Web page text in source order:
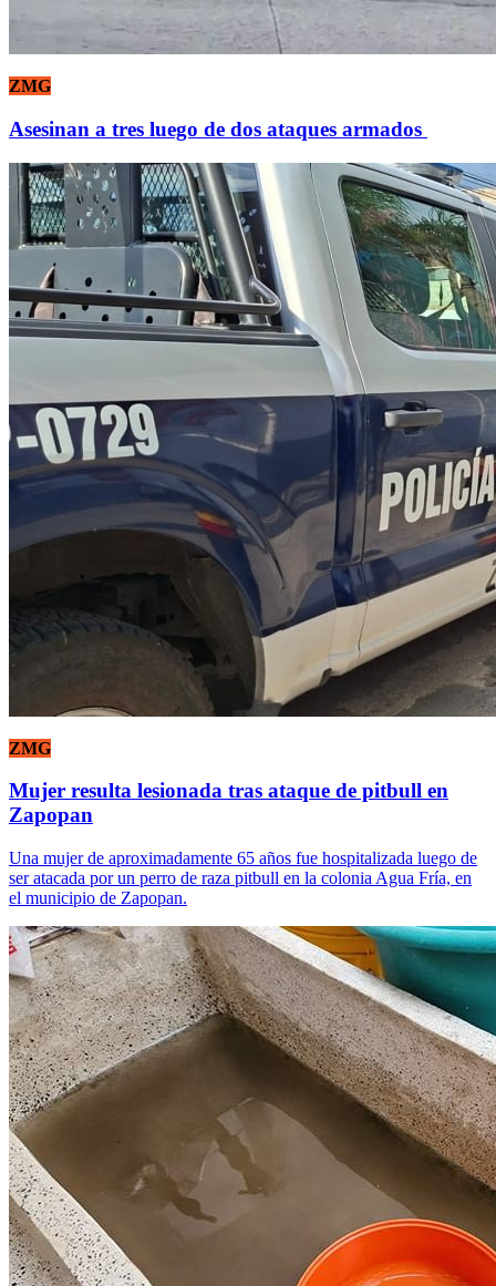
ZMG
Asesinan a tres luego de dos ataques armados
ZMG
Mujer resulta lesionada tras ataque de pitbull en
Zapopan
Una mujer de aproximadamente 65 años fue hospitalizada luego de
ser atacada por un perro de raza pitbull en la colonia Agua Fría, en
el municipio de Zapopan.